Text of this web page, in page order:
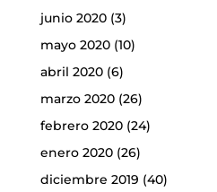
junio 2020(3)
mayo 2020(10)
abril 2020(6)
marzo 2020(26)
febrero 2020(24)
enero 2020(26)
diciembre 2019 (40)